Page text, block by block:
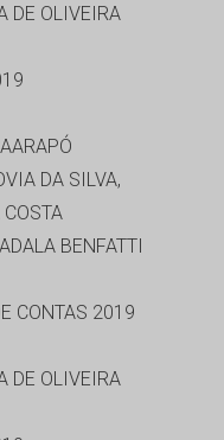
DE OLIVEIRA
DA SILVA,
BENFATTI
CONTAS 2019
DE OLIVEIRA